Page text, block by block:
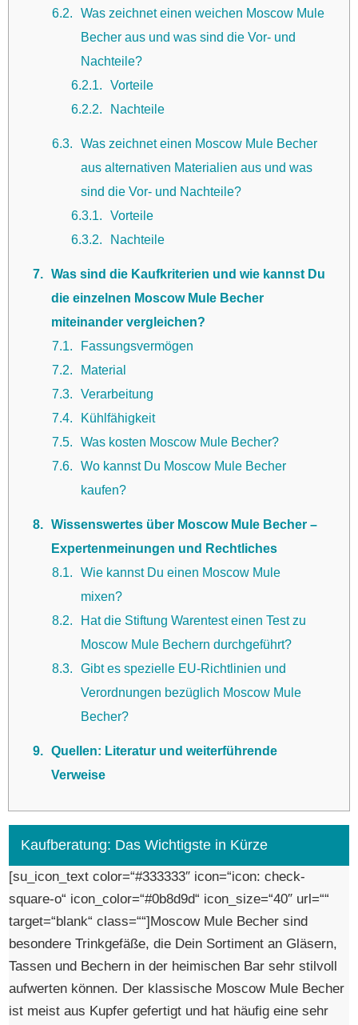
6.2
Was zeichnet einen weichen Moscow Mule
Becher aus und was sind die Vor- und
Nachteile?
6.2.1
Vorteile
6.2.2
Nachteile
6.3
Was zeichnet einen Moscow Mule Becher
aus alternativen Materialien aus und was
sind die Vor- und Nachteile?
6.3.1
Vorteile
6.3.2
Nachteile
7
Was sind die Kaufkriterien und wie kannst Du
die einzelnen Moscow Mule Becher
miteinander vergleichen?
7.1
Fassungsvermögen
7.2
Material
7.3
Verarbeitung
7.4
Kühlfähigkeit
7.5
Was kosten Moscow Mule Becher?
7.6
Wo kannst Du Moscow Mule Becher
kaufen?
8
Wissenswertes über Moscow Mule Becher –
Expertenmeinungen und Rechtliches
8.1
Wie kannst Du einen Moscow Mule
mixen?
8.2
Hat die Stiftung Warentest einen Test zu
Moscow Mule Bechern durchgeführt?
8.3
Gibt es spezielle EU-Richtlinien und
Verordnungen bezüglich Moscow Mule
Becher?
9
Quellen: Literatur und weiterführende
Verweise
Kaufberatung: Das Wichtigste in Kürze
[su_icon_text color=“#333333″ icon=“icon: check-
square-o“ icon_color=“#0b8d9d“ icon_size=“40″ url=““
target=“blank“ class=““]Moscow Mule Becher sind
besondere Trinkgefäße, die Dein Sortiment an Gläsern,
Tassen und Bechern in der heimischen Bar sehr stilvoll
aufwerten können. Der klassische Moscow Mule Becher
ist meist aus Kupfer gefertigt und hat häufig eine sehr